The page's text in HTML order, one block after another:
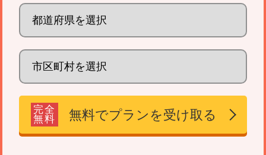
完全
無料
無料でプランを受け取る